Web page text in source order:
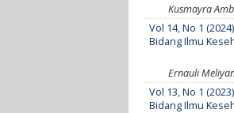
Kusmayra
Vol 14, No 1
Bidang Ilmu
Ernauli
Vol 13, No 1
Bidang Ilmu